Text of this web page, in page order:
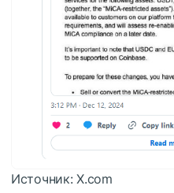
Источник: X.com